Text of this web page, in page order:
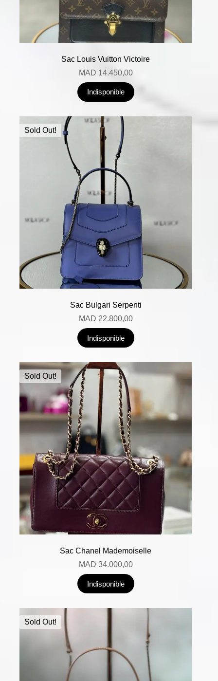
Sac Louis Vuitton Victoire
MAD 14.450,00
Indisponible
Sold Out!
Sac Bulgari Serpenti
MAD 22.800,00
Indisponible
Sold Out!
Sac Chanel Mademoiselle
MAD 34.000,00
Indisponible
Sold Out!